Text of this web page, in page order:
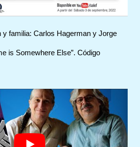
y familia: Carlos Hagerman y Jorge
is Somewhere Else”. Código